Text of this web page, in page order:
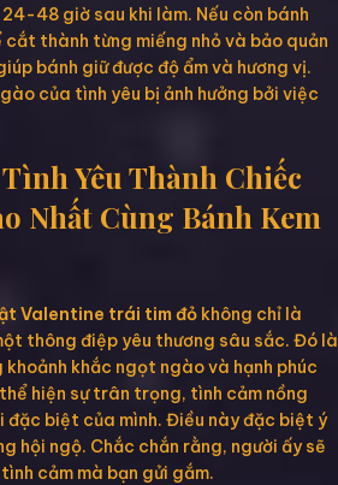
48 giờ sau khi làm. Nếu còn bánh
thành từng miếng nhỏ và bảo quản
bánh giữ được độ ẩm và hương vị.
của tình yêu bị ảnh hưởng bởi việc
Yêu Thành Chiếc
Nhất Cùng Bánh Kem
Valentine trái tim đỏ không chỉ là
thông điệp yêu thương sâu sắc. Đó là
khoảnh khắc ngọt ngào và hạnh phúc
hiện sự trân trọng, tình cảm nồng
đặc biệt của mình. Điều này đặc biệt ý
hội ngộ. Chắc chắn rằng, người ấy sẽ
cảm mà bạn gửi gắm.